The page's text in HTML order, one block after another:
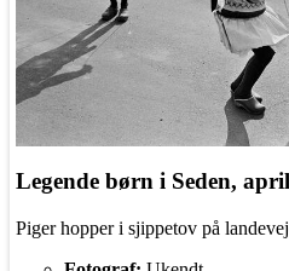
Legende børn i Seden,
Piger hopper i sjippetov på